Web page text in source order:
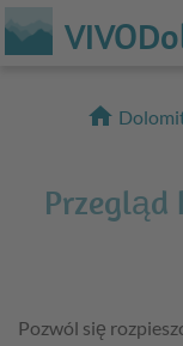
home
Pozwól się